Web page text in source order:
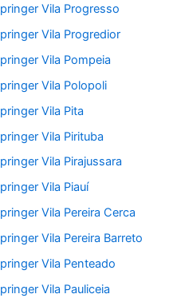
Vila Progresso
Vila Progredior
Vila Pompeia
Vila Polopoli
Vila Pita
Vila Pirituba
Vila Pirajussara
Vila Piauí
Vila Pereira Cerca
Vila Pereira Barreto
Vila Penteado
Vila Pauliceia